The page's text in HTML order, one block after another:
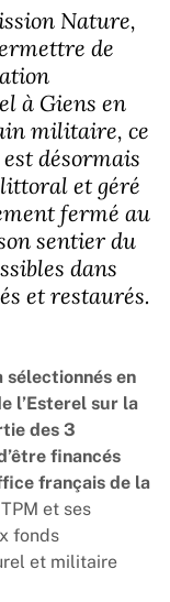
Nature,
de
à Giens en
militaire, ce
désormais
et géré
fermé au
sentier du
dans
et restaurés.
en
l’Esterel sur la
des 3
financés
français de la
et ses
fonds
et militaire